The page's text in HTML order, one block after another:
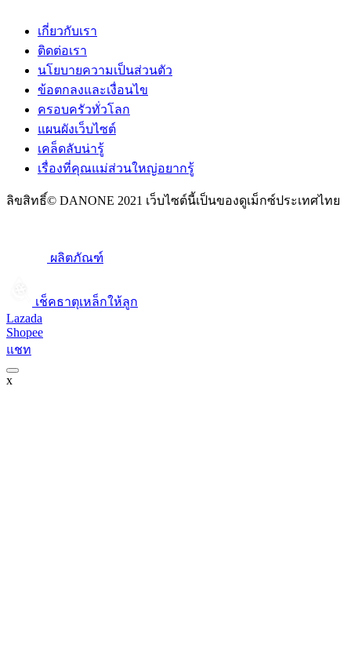
เกี่ยวกับเรา
ติดต่อเรา
นโยบายความเป็นส่วนตัว
ข้อตกลงและเงื่อนไข
ครอบครัวทั่วโลก
แผนผังเว็บไซต์
เคล็ดลับน่ารู้
เรื่องที่คุณแม่ส่วนใหญ่อยากรู้
ลิขสิทธิ์© DANONE 2021 เว็บไซต์นี้เป็นของดูเม็กซ์ประเทศไทย
ผลิตภัณฑ์
เช็คธาตุเหล็กให้ลูก​
Lazada
Shopee
แชท
x